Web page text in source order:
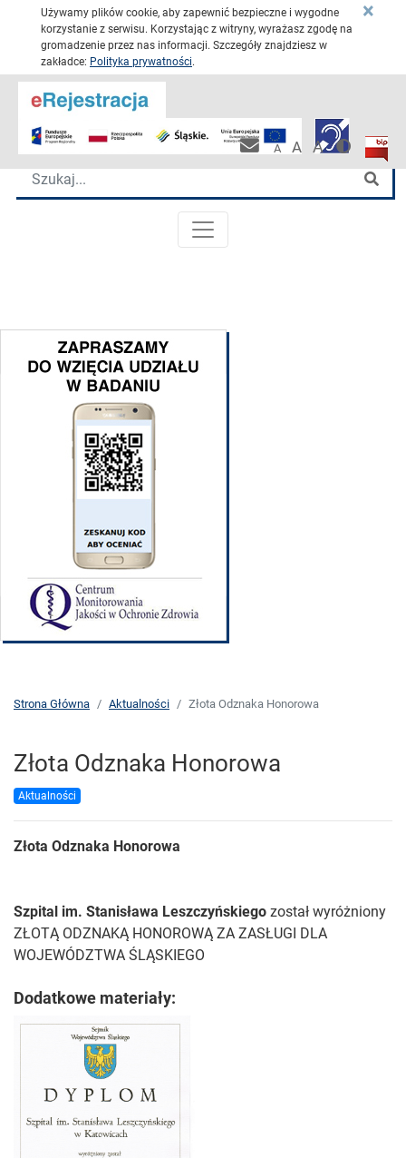
Używamy plików cookie, aby zapewnić bezpieczne i wygodne
korzystanie z serwisu. Korzystając z witryny, wyrażasz zgodę na
gromadzenie przez nas informacji. Szczegóły znajdziesz w
zakładce: Polityka prywatności.
×
Pracownicza
A A A
Katowickie Centrum Onkologii
Przejdź
Wyszukiwarka
MENU GŁÓWNE
Strona Główna Aktualności Złota Odznaka Honorowa
Złota Odznaka Honorowa
Aktualności
Złota Odznaka Honorowa
Szpital im. Stanisława Leszczyńskiego został wyróżniony
ZŁOTĄ ODZNAKĄ HONOROWĄ ZA ZASŁUGI DLA
WOJEWÓDZTWA ŚLĄSKIEGO
Dodatkowe materiały: